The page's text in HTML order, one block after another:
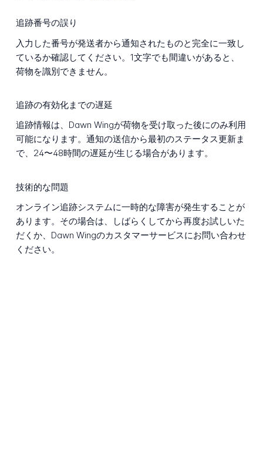
追跡番号の誤り
入力した番号が発送者から通知されたものと完全に一致し
ているか確認してください。1文字でも間違いがあると、
荷物を識別できません。
追跡の有効化までの遅延
追跡情報は、Dawn Wingが荷物を受け取った後にのみ利用
可能になります。通知の送信から最初のステータス更新ま
で、24〜48時間の遅延が生じる場合があります。
技術的な問題
オンライン追跡システムに一時的な障害が発生することが
あります。その場合は、しばらくしてから再度お試しいた
だくか、Dawn Wingのカスタマーサービスにお問い合わせ
ください。